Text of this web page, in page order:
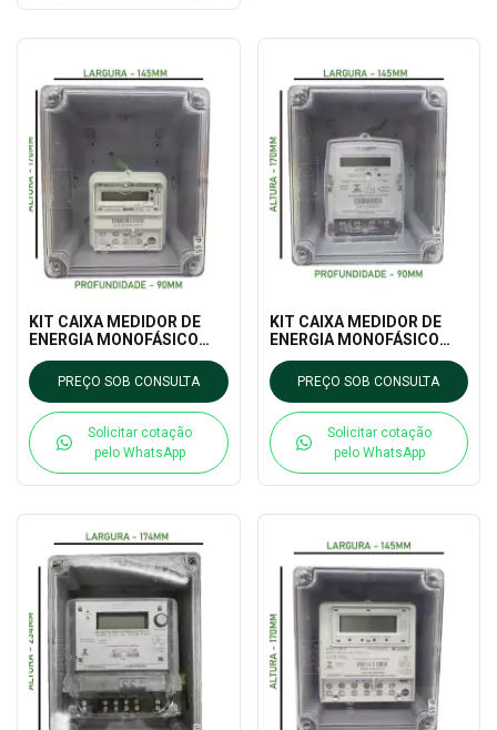
KIT CAIXA MEDIDOR DE
ENERGIA MONOFÁSICO
LUMEN 4 100A
PREÇO SOB CONSULTA
Solicitar cotação
pelo WhatsApp
KIT CAIXA MEDIDOR DE
ENERGIA MONOFÁSICO
LUMEN 2 MD
PREÇO SOB CONSULTA
Solicitar cotação
pelo WhatsApp